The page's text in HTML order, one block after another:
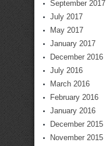
September 2017
July 2017
May 2017
January 2017
December 2016
July 2016
March 2016
February 2016
January 2016
December 2015
November 2015